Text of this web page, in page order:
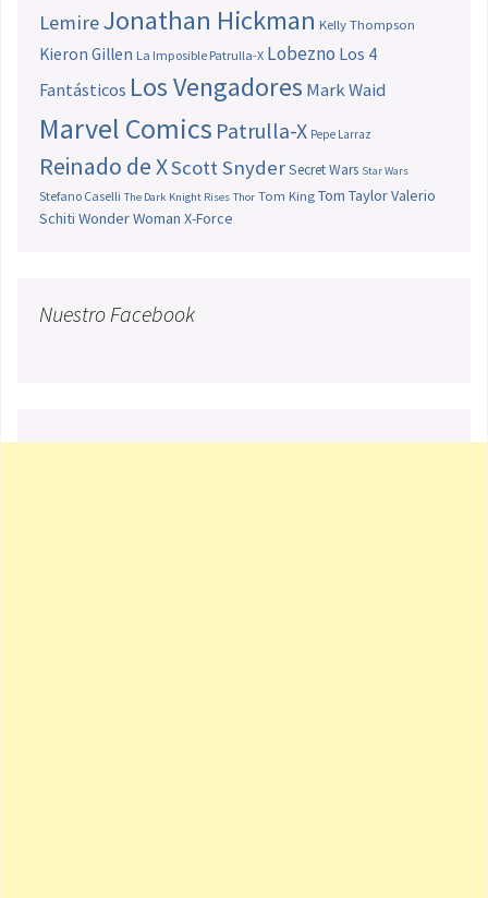
LemireJonathan Hickman Kelly Thompson
Kieron Gillen La Imposible Patrulla-X Lobezno Los 4
Fantásticos Los Vengadores Mark Waid
Marvel Comics Patrulla-X Pepe Larraz
Reinado de XScott SnyderSecret Wars Star Wars
Stefano Caselli The Dark Knight Rises Thor Tom King Tom TaylorValerio
Schiti Wonder Woman X-Force
Nuestro Facebook